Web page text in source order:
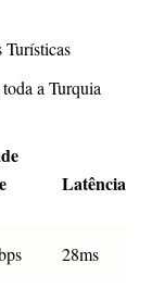
Turísticas
a Turquia
Latência
28ms